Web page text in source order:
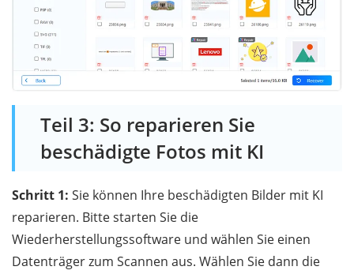
Teil 3: So reparieren Sie
beschädigte Fotos mit KI
Schritt 1: Sie können Ihre beschädigten Bilder mit KI
reparieren. Bitte starten Sie die
Wiederherstellungssoftware und wählen Sie einen
Datenträger zum Scannen aus. Wählen Sie dann die